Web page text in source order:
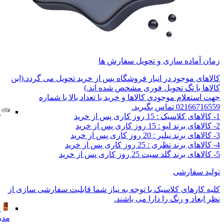
زمان آماده سازی و تحویل سفارش ها
کالاهای موجود در انبار فروشگاه پس از خرید تحویل می گردد.(این
کالاها با تگ تحویل فوری مشخص شده اند.)
جهت استعلام موجودی کالاها و خرید با تعداد بالا با شماره
02166716559 تماس بگیرید.
1- کالاهای کلاسیک : 15 روز کاری پس از خرید
2- کالاهای برند لیو : 15 روز کاری پس از خرید
3- کالاهای برند نیلپر : 20 روز کاری پس از خرید
4- کالاهای برند نظری : 25 روز کاری پس از خرید
5- کالاهای برند گلد سیت 25 روز کاری پس از خرید
تولید سفارشی
کلیه کارهای کلاسیک با توجه به نیاز شما قابلیت سفارشی سازی از
نظر ابعاد و رنگ را دارا می باشند.